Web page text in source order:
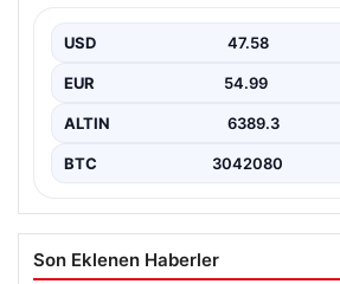
USD 47.58
EUR 54.99
ALTIN 6389.3
BTC 3042080
Son Eklenen Haberler